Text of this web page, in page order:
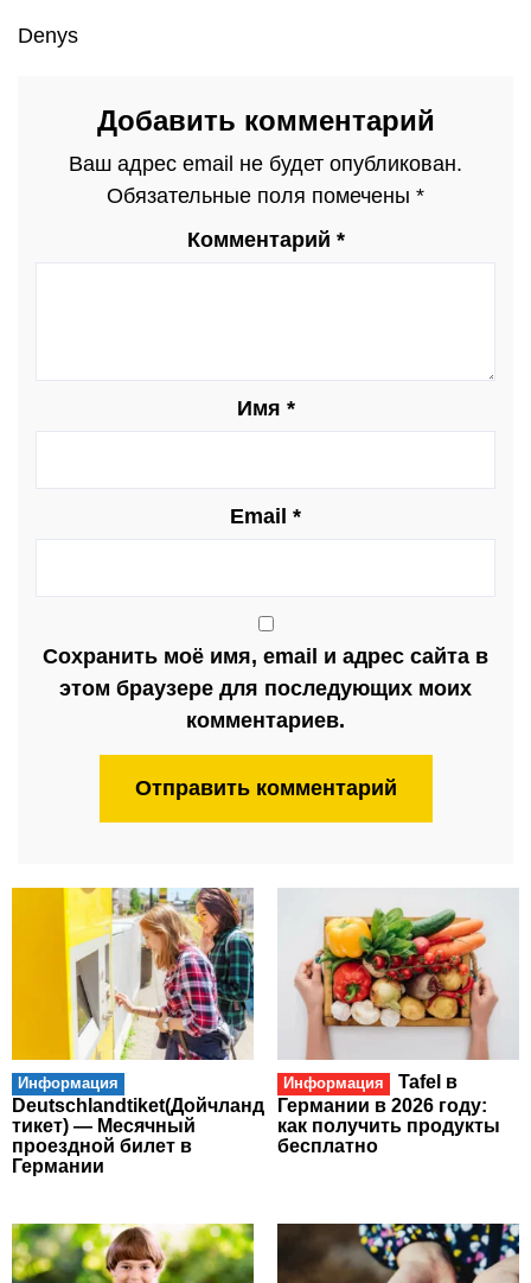
Denys
Добавить комментарий
Ваш адрес email не будет опубликован.
Обязательные поля помечены *
Комментарий *
Имя *
Email *
Сохранить моё имя, email и адрес сайта в
этом браузере для последующих моих
комментариев.
Информация
Deutschlandtiket(Дойчланд
тикет) — Месячный
проездной билет в
Германии
Информация
Tafel в
Германии в 2026 году:
как получить продукты
бесплатно